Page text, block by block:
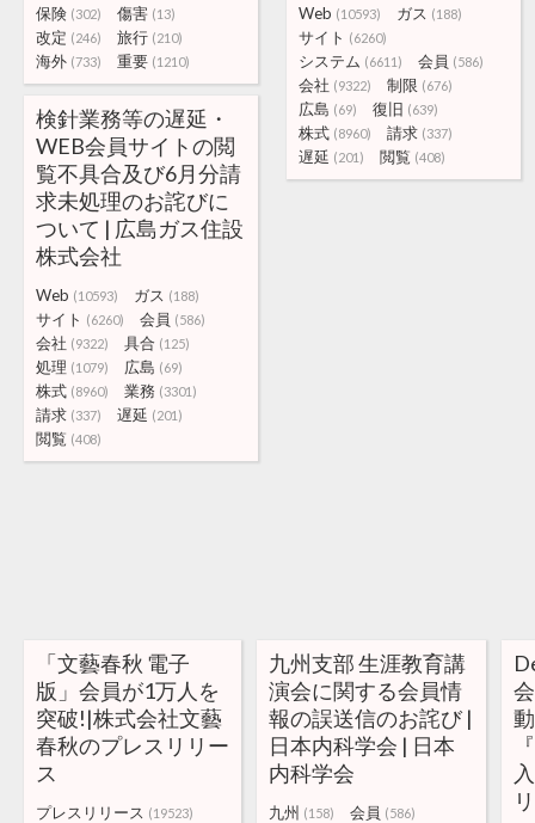
保険 (302) 傷害 (13)
改定 (246) 旅行 (210)
海外 (733) 重要 (1210)
Web (10593) ガス (188)
サイト (6260)
システム (6611) 会員 (586)
会社 (9322) 制限 (676)
広島 (69) 復旧 (639)
株式 (8960) 請求 (337)
遅延 (201) 閲覧 (408)
検針業務等の遅延・
WEB会員サイトの閲
覧不具合及び6月分請
求未処理のお詫びに
ついて | 広島ガス住設
株式会社
Web (10593) ガス (188)
サイト (6260) 会員 (586)
会社 (9322) 具合 (125)
処理 (1079) 広島 (69)
株式 (8960) 業務 (3301)
請求 (337) 遅延 (201)
閲覧 (408)
「文藝春秋 電子
版」会員が1万人を
突破!|株式会社文藝
春秋のプレスリリー
ス
プレスリリース (19523)
九州支部 生涯教育講
演会に関する会員情
報の誤送信のお詫び |
日本内科学会 | 日本
内科学会
九州 (158) 会員 (586)